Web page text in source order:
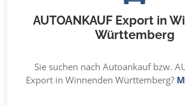
AUTOANKAUF Export in
Württemberg
Sie suchen nach Autoankauf bzw.
Export in Winnenden Württemberg?